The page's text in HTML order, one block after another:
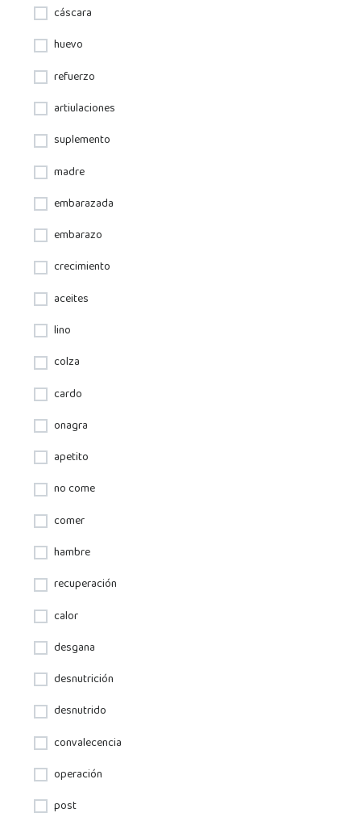
cáscara
huevo
refuerzo
artiulaciones
suplemento
madre
embarazada
embarazo
crecimiento
aceites
lino
colza
cardo
onagra
apetito
no come
comer
hambre
recuperación
calor
desgana
desnutrición
desnutrido
convalecencia
operación
post